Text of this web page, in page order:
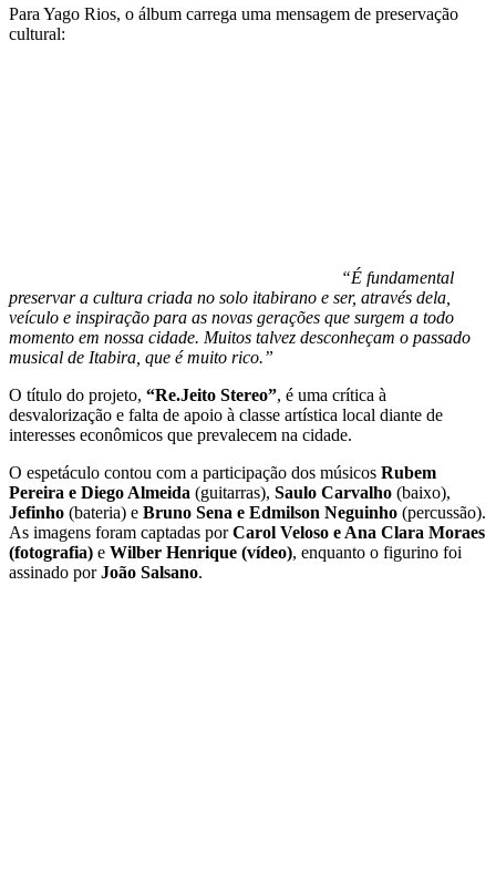
Para Yago Rios, o álbum carrega uma mensagem de preservação
cultural:
“É fundamental
preservar a cultura criada no solo itabirano e ser, através dela,
veículo e inspiração para as novas gerações que surgem a todo
momento em nossa cidade. Muitos talvez desconheçam o passado
musical de Itabira, que é muito rico.”
O título do projeto, “Re.Jeito Stereo”, é uma crítica à
desvalorização e falta de apoio à classe artística local diante de
interesses econômicos que prevalecem na cidade.
O espetáculo contou com a participação dos músicos Rubem
Pereira e Diego Almeida (guitarras), Saulo Carvalho (baixo),
Jefinho (bateria) e Bruno Sena e Edmilson Neguinho (percussão).
As imagens foram captadas porCarol Veloso e Ana Clara Moraes
(fotografia) e Wilber Henrique (vídeo), enquanto o figurino foi
assinado porJoão Salsano.